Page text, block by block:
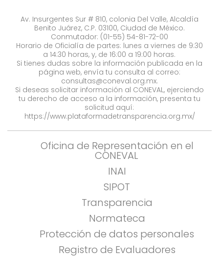
Av. Insurgentes Sur # 810, colonia Del Valle, Alcaldía
Benito Juárez, C.P. 03100, Ciudad de México.
Conmutador: (01-55) 54-81-72-00
Horario de Oficialía de partes: lunes a viernes de 9:30
a 14:30 horas, y, de 16:00 a 19:00 horas.
Si tienes dudas sobre la información publicada en la
página web, envía tu consulta al correo:
consultas@coneval.org.mx.
Si deseas solicitar información al CONEVAL, ejerciendo
tu derecho de acceso a la información, presenta tu
solicitud aquí:
https://www.plataformadetransparencia.org.mx/
Oficina de Representación en el
CONEVAL
INAI
SIPOT
Transparencia
Normateca
Protección de datos personales
Registro de Evaluadores